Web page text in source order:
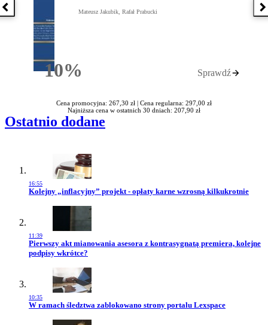
Poprzednia książka
10%Rabatu
Mateusz Jakubik, Rafał Prabucki
Sprawdź
Cena promocyjna: 267,30 zł | Cena regularna: 297,00 zł
Najniższa cena w ostatnich 30 dniach: 207,90 zł
Ostatnio dodane
16:55
Przejdź do artykułu:
Kolejny „inflacyjny” projekt - opłaty karne wzrosną kilkukrotnie
11:39
Przejdź do artykułu:
Pierwszy akt mianowania asesora z kontrasygnatą premiera, kolejne
podpisy wkrótce?
10:35
Przejdź do artykułu:
W ramach śledztwa zablokowano strony portalu Lexspace